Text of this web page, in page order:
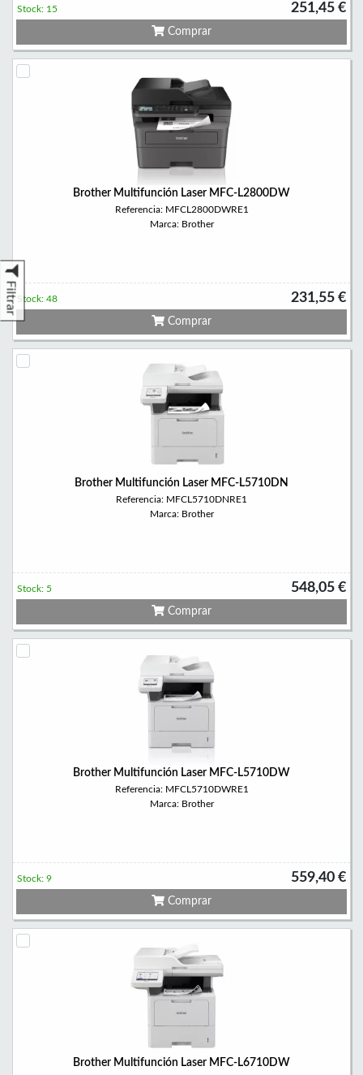
Filtrar
251,45 €
Stock: 15
Comprar
Brother Multifunción Laser MFC-L2800DW
Referencia: MFCL2800DWRE1
Marca: Brother
231,55 €
Stock: 48
Comprar
Brother Multifunción Laser MFC-L5710DN
Referencia: MFCL5710DNRE1
Marca: Brother
548,05 €
Stock: 5
Comprar
Brother Multifunción Laser MFC-L5710DW
Referencia: MFCL5710DWRE1
Marca: Brother
559,40 €
Stock: 9
Comprar
Brother Multifunción Laser MFC-L6710DW